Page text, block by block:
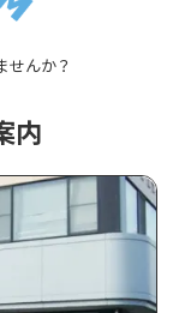
せんか？
内